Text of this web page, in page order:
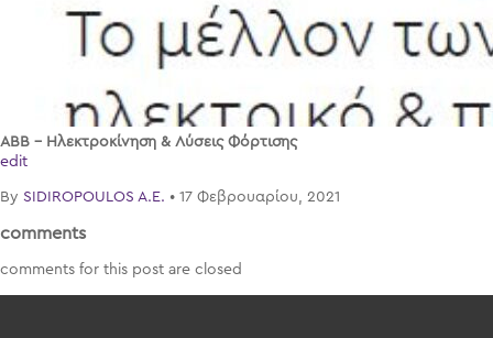
ABB – Ηλεκτροκίνηση & Λύσεις Φόρτισης
edit
By SIDIROPOULOS A.E. • 17 Φεβρουαρίου, 2021
comments
comments for this post are closed